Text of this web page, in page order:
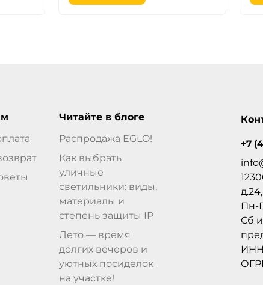
Читайте в блоге
Распродажа EGLO!
Как выбрать
уличные
светильники: виды,
материалы и
степень защиты IP
Лето — время
долгих вечеров и
уютных посиделок
на участке!
+7
Пн-
Сб